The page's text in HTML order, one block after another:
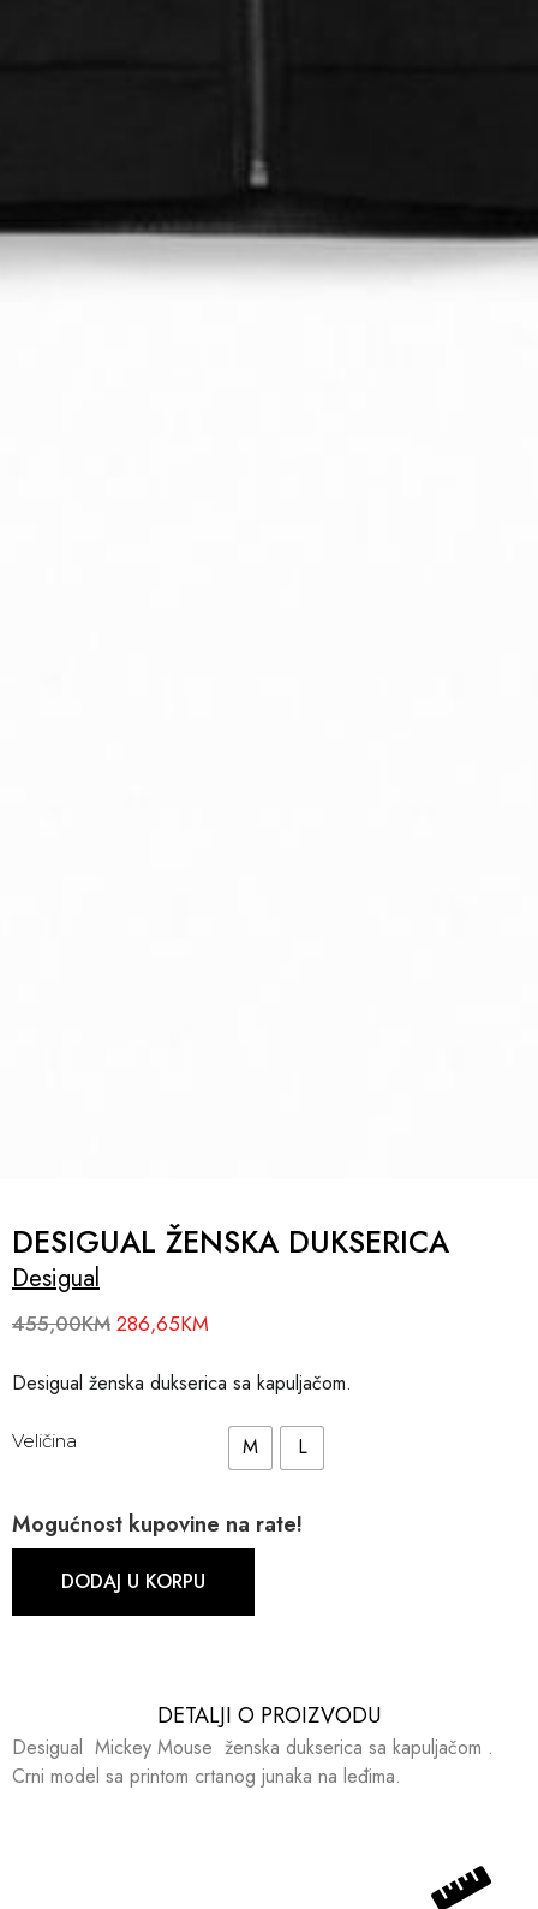
DESIGUAL ŽENSKA DUKSERICA
Desigual
455,00KM 286,65KM
Desigual ženska dukserica sa kapuljačom.
Veličina M L
Mogućnost kupovine na rate!
DODAJ U KORPU
DETALJI O PROIZVODU​​
Desigual Mickey Mouse ženska dukserica sa kapuljačom .
Crni model sa printom crtanog junaka na leđima.